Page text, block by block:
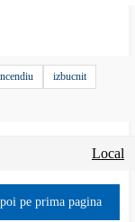
izbucnit
Local
pe prima pagina